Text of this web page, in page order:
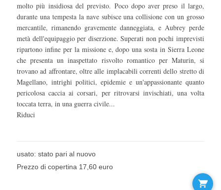
molto più insidiosa del previsto. Poco dopo aver preso il largo,
durante una tempesta la nave subisce una collisione con un grosso
mercantile, rimanendo gravemente danneggiata, e Aubrey perde
metà dell'equipaggio per diserzione. Superati non pochi imprevisti
ripartono infine per la missione e, dopo una sosta in Sierra Leone
che presenta un inaspettato risvolto romantico per Maturin, si
trovano ad affrontare, oltre alle implacabili correnti dello stretto di
Magellano, intrighi politici, epidemie e un'appassionante quanto
pericolosa caccia ai corsari, per ritrovarsi invischiati, una volta
toccata terra, in una guerra civile...
Riduci
usato: stato pari al nuovo
Prezzo di copertina 17,60 euro